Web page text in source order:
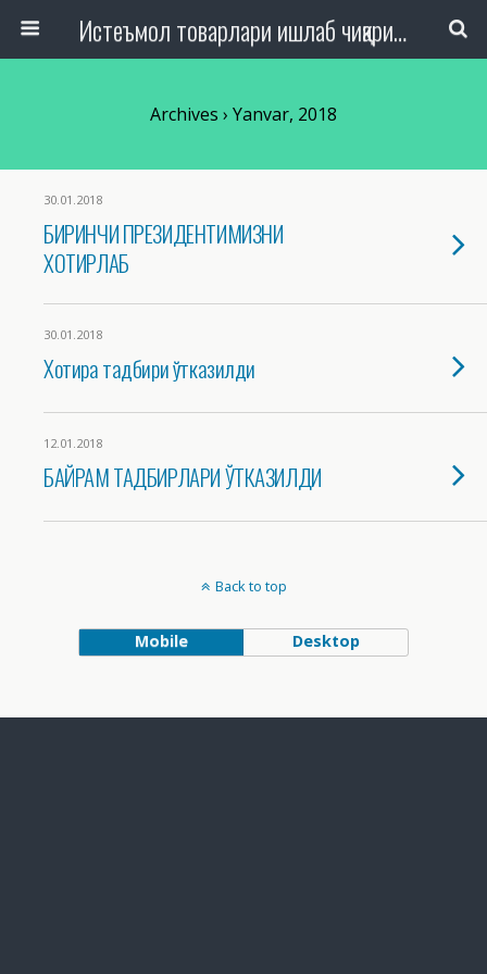
Истеъмол товарлари ишлаб чиқариш, савдо ва хизмат кўрсатиш ташкилотлари ходимлари касаба уюшмаси Республика кенгаши
Archives › Yanvar, 2018
30.01.2018
БИРИНЧИ ПРЕЗИДЕНТИМИЗНИ
ХОТИРЛАБ
30.01.2018
Хотира тадбири ўтказилди
12.01.2018
БАЙРАМ ТАДБИРЛАРИ ЎТКАЗИЛДИ
Back to top
Mobile Desktop